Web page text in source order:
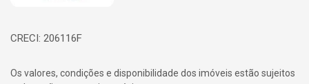
CRECI: 206116F
Os valores, condições e disponibilidade dos imóveis estão sujeitos